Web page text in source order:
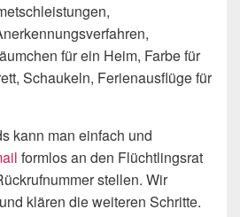
für ein Heim, Farbe für
Schaukeln, Ferienausflüge für
kann man einfach und
formlos an den Flüchtlingsrat
stellen. Wir
klären die weiteren Schritte.